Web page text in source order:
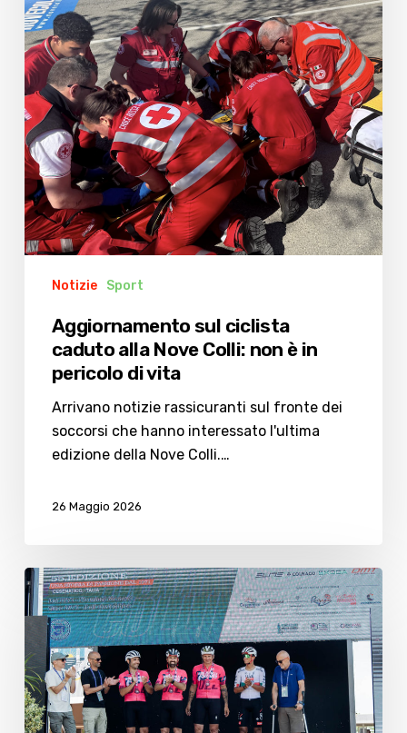
Colli:
non
è
in
pericolo
di
vita
Notizie Sport
Aggiornamento sul ciclista
caduto alla Nove Colli: non è in
pericolo di vita
Arrivano notizie rassicuranti sul fronte dei
soccorsi che hanno interessato l'ultima
edizione della Nove Colli.…
26 Maggio 2026
Nove
Colli
2026:
La
festa
del
ciclismo,